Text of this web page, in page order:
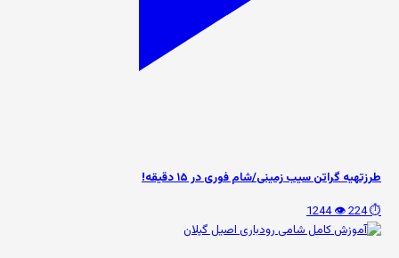
طرزتهیه گراتن سیب زمینی/شام فوری در ۱۵ دقیقه!
⏱️ 224
👁️ 1244